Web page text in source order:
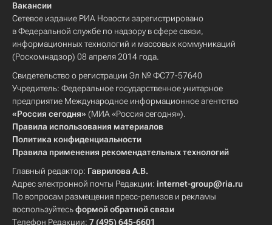
Вакансии
Сетевое издание РИА Новости зарегистрировано
в Федеральной службе по надзору в сфере связи,
информационных технологий и массовых коммуникаций
(Роскомнадзор) 08 апреля 2014 года.
Свидетельство о регистрации Эл № ФС77-57640
Учредитель: Федеральное государственное унитарное
предприятие Международное информационное агентство
«Россия сегодня» (МИА «Россия сегодня»).
Правила использования материалов
Политика конфиденциальности
Правила применения рекомендательных технологий
Главный редактор: Гаврилова А.В.
Адрес электронной почты Редакции: internet-group@ria.ru
По вопросам размещения пресс-релизов и рекламы
воспользуйтесьформой обратной связи
Телефон Редакции: 7 (495) 645-6601